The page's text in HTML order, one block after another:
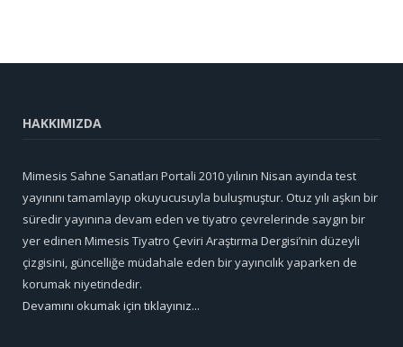
HAKKIMIZDA
Mimesis Sahne Sanatları Portali 2010 yılının Nisan ayında test
yayınını tamamlayıp okuyucusuyla buluşmuştur. Otuz yılı aşkın bir
süredir yayınına devam eden ve tiyatro çevrelerinde saygın bir
yer edinen Mimesis Tiyatro Çeviri Araştırma Dergisi’nin düzeyli
çizgisini, güncelliğe müdahale eden bir yayıncılık yaparken de
korumak niyetindedir.
Devamını okumak için tıklayınız...